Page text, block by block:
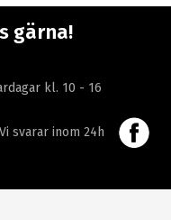
gärna!
kl. 10 - 16
Vi svarar inom 24h